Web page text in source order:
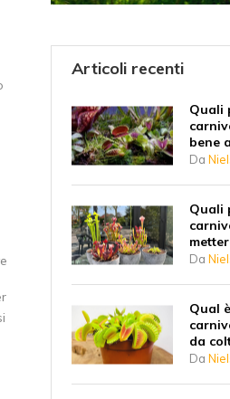
Articoli recenti
Quali
bene
Da
Quali
Da
Qual
da
Da